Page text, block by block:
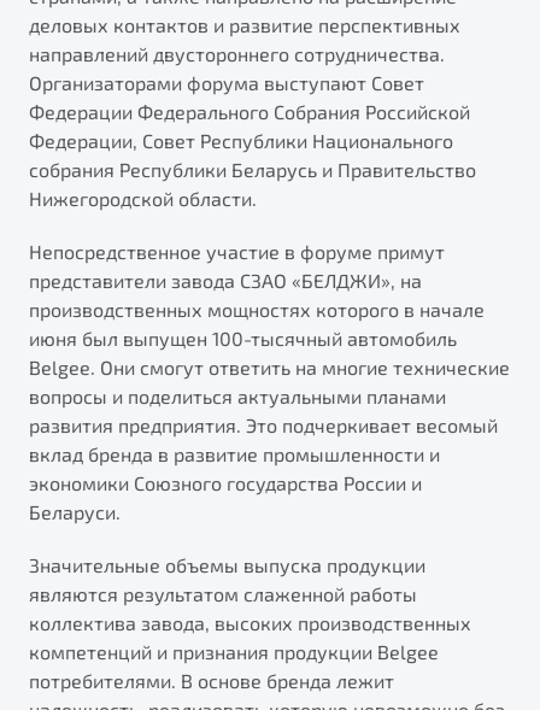
Универсальный кроссовер
от 2 499 990 ₽*
Обзор В наличии
Калькулятор ТО
Клиентская поддержка
деловых контактов и развитие перспективных
направлений двустороннего сотрудничества.
Организаторами форума выступают Совет
Федерации Федерального Собрания Российской
Федерации, Совет Республики Национального
собрания Республики Беларусь и Правительство
Нижегородской области.
Непосредственное участие в форуме примут
представители завода СЗАО «БЕЛДЖИ», на
производственных мощностях которого в начале
июня был выпущен 100-тысячный автомобиль
Belgee. Они смогут ответить на многие технические
вопросы и поделиться актуальными планами
развития предприятия. Это подчеркивает весомый
вклад бренда в развитие промышленности и
экономики Союзного государства России и
Беларуси.
Значительные объемы выпуска продукции
являются результатом слаженной работы
коллектива завода, высоких производственных
компетенций и признания продукции Belgee
потребителями. В основе бренда лежит